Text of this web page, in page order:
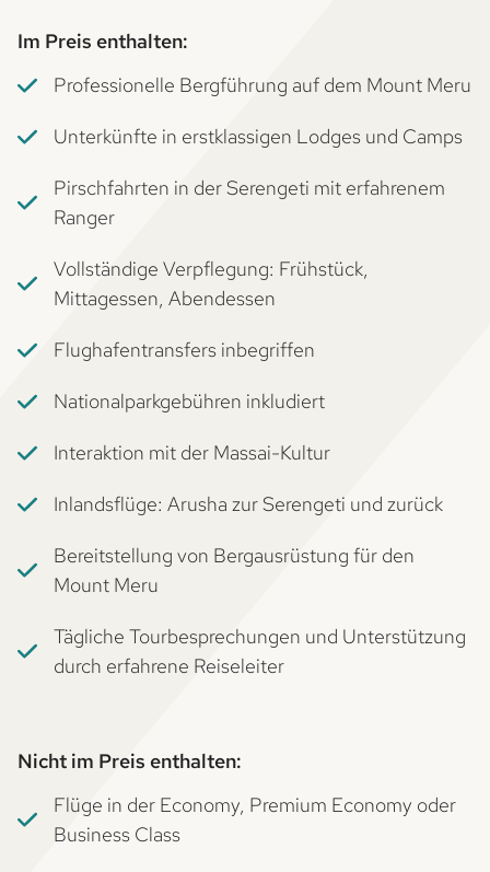
Im Preis enthalten:
Professionelle Bergführung auf dem Mount Meru
Unterkünfte in erstklassigen Lodges und Camps
Pirschfahrten in der Serengeti mit erfahrenem
Ranger
Vollständige Verpflegung: Frühstück,
Mittagessen, Abendessen
Flughafentransfers inbegriffen
Nationalparkgebühren inkludiert
Interaktion mit der Massai-Kultur
Inlandsflüge: Arusha zur Serengeti und zurück
Bereitstellung von Bergausrüstung für den
Mount Meru
Tägliche Tourbesprechungen und Unterstützung
durch erfahrene Reiseleiter
Nicht im Preis enthalten:
Flüge in der Economy, Premium Economy oder
Business Class